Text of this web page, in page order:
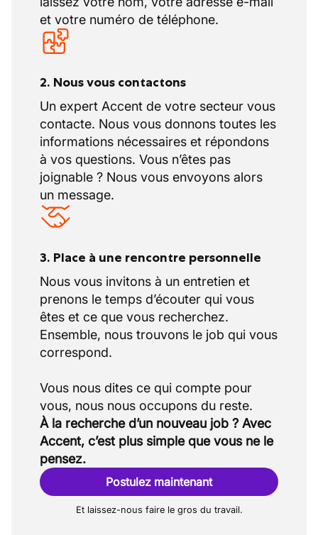
et votre numéro de téléphone.
2. Nous vous contactons
Un expert Accent de votre secteur vous
contacte. Nous vous donnons toutes les
informations nécessaires et répondons
à vos questions. Vous n’êtes pas
joignable ? Nous vous envoyons alors
un message.
3. Place à une rencontre personnelle
Nous vous invitons à un entretien et
prenons le temps d’écouter qui vous
êtes et ce que vous recherchez.
Ensemble, nous trouvons le job qui vous
correspond.
Vous nous dites ce qui compte pour
À la recherche d’un nouveau job ? Avec
Accent, c’est plus simple que vous ne le
pensez.
Postulez maintenant
Et laissez-nous faire le gros du travail.